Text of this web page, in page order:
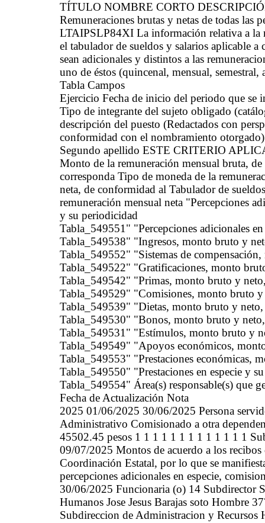
TÍTULO NOMBRE CORTO
Remuneraciones brutas y netas de todas las
LTAIPSLP84XI La información relativa a la
el tabulador de sueldos y salarios aplicable
sean adicionales y distintos a las
uno de éstos (quincenal, mensual,
Tabla Campos
Ejercicio Fecha de inicio del periodo que se
Tipo de integrante del sujeto obligado
descripción del puesto (Redactados con
conformidad con el nombramiento
Segundo apellido ESTE CRITERIO
Monto de la remuneración mensual bruta,
corresponda Tipo de moneda de la
neta, de conformidad al Tabulador de
remuneración mensual neta "Percepciones
y su periodicidad
Tabla_549551" "Percepciones adicionales
Tabla_549538" "Ingresos, monto bruto y
Tabla_549552" "Sistemas de
Tabla_549522" "Gratificaciones, monto
Tabla_549542" "Primas, monto bruto y
Tabla_549529" "Comisiones, monto bruto
Tabla_549539" "Dietas, monto bruto y
Tabla_549530" "Bonos, monto bruto y
Tabla_549531" "Estímulos, monto bruto y
Tabla_549549" "Apoyos económicos,
Tabla_549553" "Prestaciones económicas,
Tabla_549550" "Prestaciones en especie y
Tabla_549554" Área(s) responsable(s) que
Fecha de Actualización Nota
2025 01/06/2025 30/06/2025 Persona servidora pública 5 Auxiliar Administrativo Auxiliar Administrativo Comisionado a otra dependencia Jorge Alvarado Morales Hombre 52038.45 pesos 45502.45 pesos 1 1 1 1 1 1 1 1 1 1 1 1 1 Subdireccion de Administracion y Recursos Humanos 09/07/2025 Montos de acuerdo a los recibos de nomina de los trabajadores a los que tiene acceso esta Coordinación Estatal, por lo que se manifiesta que no se reciben percepciones adicionales en dinero, percepciones adicionales en especie, comisiones, dietas ni prestaciones en especie. 2025 01/06/2025 30/06/2025 Funcionaria (o) 14 Subdirector Subdirector Subdirector de Administracion y Recursos Humanos Jose Jesus Barajas soto Hombre 37738.50 pesos 30945.28 pesos 2 2 2 2 2 2 2 2 2 2 2 2 2 Subdireccion de Administracion y Recursos Humanos 09/07/2025 Montos de acuerdo a los recibos de nomina de los trabajadores a los que tiene acceso esta Coordinación Estatal, por lo que se manifiesta que no se reciben percepciones adicionales en dinero, percepciones adicionales en especie, comisiones, dietas ni prestaciones en especie. 2025 01/06/2025 30/06/2025 Persona servidora pública 8 Analista en Sistemas Computacionales Analista en Sistemas Computacionales Subdirección de Información y Difusión David Alberto Blanco Pérez Hombre 62772.95 pesos 54424.79 pesos 3 3 3 3 3 3 3 3 3 3 3 3 3 Subdireccion de Administracion y Recursos Humanos 09/07/2025 Montos de acuerdo a los recibos de nomina de los trabajadores a los que tiene acceso esta Coordinación Estatal, por lo que se manifiesta que no se reciben percepciones adicionales en dinero, percepciones adicionales en especie, comisiones, dietas ni prestaciones en especie. 2025 01/06/2025 30/06/2025 Persona servidora pública 10 Jefe (a) de Sección Jefe de Sección Subdirección de Innovación y Calidad en los Servicios Municipales Maritsa Lizeth Cepeda Guardiola Mujer 60388.73 pesos 50598.97 pesos 4 4 4 4 4 4 4 4 4 4 4 4 4 Subdireccion de Administracion y Recursos Humanos 09/07/2025 Montos de acuerdo a los recibos de nomina de los trabajadores a los que tiene acceso esta Coordinación Estatal, por lo que se manifiesta que no se reciben percepciones adicionales en dinero, percepciones adicionales en especie, comisiones, dietas ni prestaciones en especie. 2025 01/06/2025 30/06/2025 Persona servidora pública 5 Secretaria Taquimecanógrafa Secretaria Taquimecanógrafa Subdirección de Estudios e Investigación María Gabriela Cigala Villanueva Mujer 45397.94 pesos 38712.42 pesos 5 5 5 5 5 5 5 5 5 5 5 5 5 Subdireccion de Administracion y Recursos Humanos 09/07/2025 Montos de acuerdo a los recibos de nomina de los trabajadores a los que tiene acceso esta Coordinación Estatal, por lo que se manifiesta que no se reciben percepciones adicionales en dinero, percepciones adicionales en especie, comisiones, dietas ni prestaciones en especie. 2025 01/06/2025 30/06/2025 Persona servidora pública 4 Asistente administrativo Asistente administrativo Subdirección de Administración y Recursos Humanos Israel Cruz Barron Hombre 45930.77 pesos 40398.79 pesos 6 6 6 6 6 6 6 6 6 6 6 6 6 Subdireccion de Administracion y Recursos Humanos 09/07/2025 Montos de acuerdo a los recibos de nomina de los trabajadores a los que tiene acceso esta Coordinación Estatal, por lo que se manifiesta que no se reciben percepciones adicionales en dinero, percepciones adicionales en especie, comisiones, dietas ni prestaciones en especie. 2025 01/06/2025 30/06/2025 Persona servidora pública 5 Chofer de primera Chofer de primera Subdirección de Administración y Recursos Humanos Jesús Ferrer Piñon Hombre 52338.45 pesos 33687.77 pesos 7 7 7 7 7 7 7 7 7 7 7 7 7 Subdireccion de Administracion y Recursos Humanos 09/07/2025 Montos de acuerdo a los recibos de nomina de los trabajadores a los que tiene acceso esta Coordinación Estatal, por lo que se manifiesta que no se reciben percepciones adicionales en dinero, percepciones adicionales en especie, comisiones, dietas ni prestaciones en especie. 2025 01/06/2025 30/06/2025 Persona servidora pública 10 Jefe (a) de Sección Jefe de Sección Subdirección de Administración y Recursos Humanos Maria del Carmen Flores Fuentes Mujer 65088.50 pesos 55145.86 pesos 8 8 8 8 8 8 8 8 8 8 8 8 8 Subdireccion de Administracion y Recursos Humanos 09/07/2025 Montos de acuerdo a los recibos de nomina de los trabajadores a los que tiene acceso esta Coordinación Estatal, por lo que se manifiesta que no se reciben percepciones adicionales en dinero, percepciones adicionales en especie, comisiones, dietas ni prestaciones en especie. 2025 01/06/2025 30/06/2025 Persona servidora pública 7 Auxiliar en Administración Auxiliar en Administración Subdirección de Información y Difusión Ernestina Arisbeth García Vega Mujer 50859.36 pesos 43195.40 pesos 9 9 9 9 9 9 9 9 9 9